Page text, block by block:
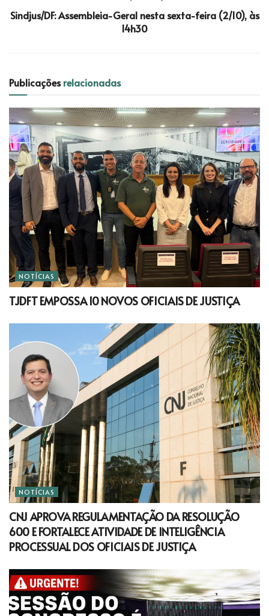
Sindjus/DF: Assembleia-Geral nesta sexta-feira (2/10), às
14h30
Publicaçõesrelacionadas
NOTÍCIAS
TJDFT EMPOSSA 10 NOVOS OFICIAIS DE JUSTIÇA
NOTÍCIAS
CNJ APROVA REGULAMENTAÇÃO DA RESOLUÇÃO
600 E FORTALECE ATIVIDADE DE INTELIGÊNCIA
PROCESSUAL DOS OFICIAIS DE JUSTIÇA